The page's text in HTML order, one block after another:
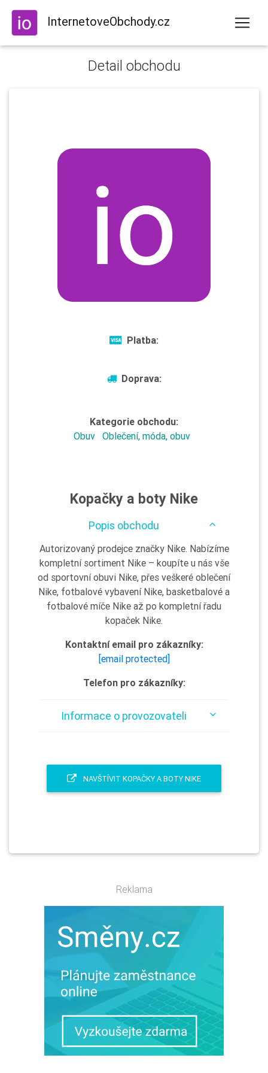
InternetoveObchody.cz
Detail obchodu
Platba:
Doprava:
Kategorie obchodu:
Obuv
Oblečení, móda, obuv
Kopačky a boty Nike
Popis obchodu
Autorizovaný prodejce značky Nike. Nabízíme
kompletní sortiment Nike – koupíte u nás vše
od sportovní obuvi Nike, přes veškeré oblečení
Nike, fotbalové vybavení Nike, basketbalové a
fotbalové míče Nike až po kompletní řadu
kopaček Nike.
Kontaktní email pro zákazníky:
[email protected]
Telefon pro zákazníky:
Informace o provozovateli
NAVŠTÍVIT KOPAČKY A BOTY NIKE
Reklama